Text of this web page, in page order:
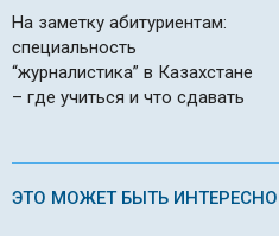
На заметку абитуриентам:
специальность
“журналистика” в Казахстане
– где учиться и что сдавать
ЭТО МОЖЕТ БЫТЬ ИНТЕРЕСНО